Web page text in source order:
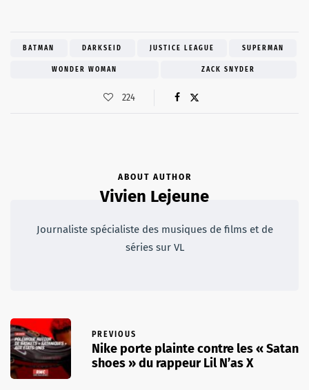
BATMAN DARKSEID JUSTICE LEAGUE SUPERMAN
WONDER WOMAN ZACK SNYDER
224
ABOUT AUTHOR
Vivien Lejeune
Journaliste spécialiste des musiques de films et de
séries sur VL
PREVIOUS
Nike porte plainte contre les « Satan
shoes » du rappeur Lil N’as X